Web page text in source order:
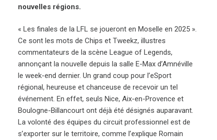
nouvelles régions.
« Les finales de la LFL se joueront en Moselle en 2025 ».
Ce sont les mots de Chips et Tweekz, illustres
commentateurs de la scène League of Legends,
annonçant la nouvelle depuis la salle E-Max d’Amnéville
le week-end dernier. Un grand coup pour l’eSport
régional, heureuse et chanceuse de recevoir un tel
événement. En effet, seuls Nice, Aix-en-Provence et
Boulogne-Billancourt ont déjà été désignés auparavant.
La volonté des équipes du circuit professionnel est de
s’exporter sur le territoire, comme l’explique Romain